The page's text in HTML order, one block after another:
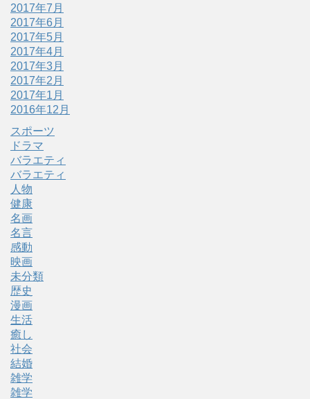
2017年7月
2017年6月
2017年5月
2017年4月
2017年3月
2017年2月
2017年1月
2016年12月
スポーツ
ドラマ
バラエティ
バラエティ
人物
健康
名画
名言
感動
映画
未分類
歴史
漫画
生活
癒し
社会
結婚
雑学
雑学